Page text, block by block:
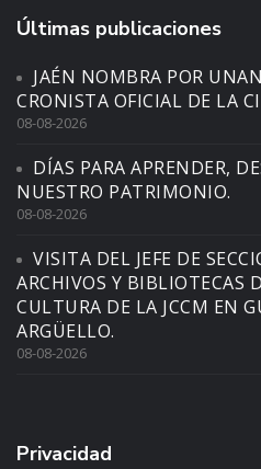
Últimas publicaciones
JAÉN NOMBRA POR
CRONISTA OFICIAL DE LA
08-08-2026
DÍAS PARA APRENDER,
NUESTRO PATRIMONIO.
08-08-2026
VISITA DEL JEFE DE
ARCHIVOS Y BIBLIOTECAS
CULTURA DE LA JCCM EN
ARGÜELLO.
08-08-2026
Privacidad